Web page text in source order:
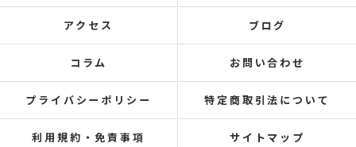
アクセス ブログ
コラム お問い合わせ
プライバシーポリシー 特定商取引法について
利用規約・免責事項 サイトマップ